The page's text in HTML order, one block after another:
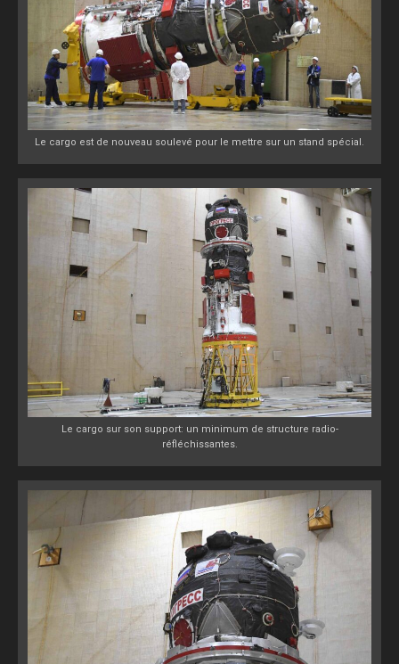
Le cargo est de nouveau soulevé pour le mettre sur un stand spécial.
Le cargo sur son support: un minimum de structure radio-
réfléchissantes.